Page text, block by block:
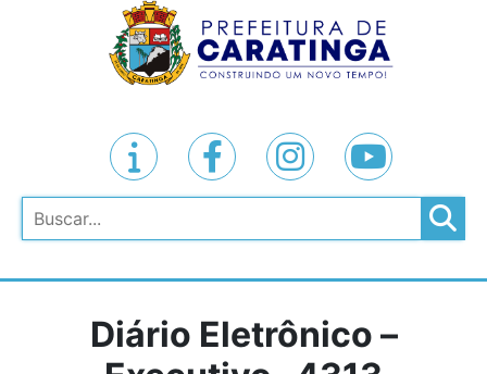
Pesquisar
Diário Eletrônico –